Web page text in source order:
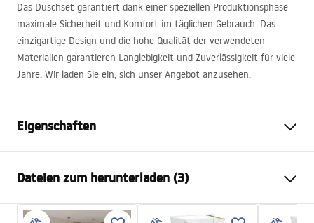
Das Duschset garantiert dank einer speziellen Produktionsphase
maximale Sicherheit und Komfort im täglichen Gebrauch. Das
einzigartige Design und die hohe Qualität der verwendeten
Materialien garantieren Langlebigkeit und Zuverlässigkeit für viele
Jahre. Wir laden Sie ein, sich unser Angebot anzusehen.
Eigenschaften
Material
Messing, ABS
Armaturtyp
Einhebel
Dateien zum herunterladen (3)